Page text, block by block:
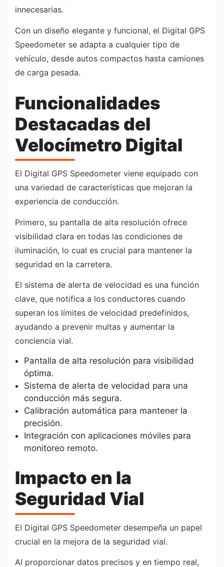
innecesarias.
Con un diseño elegante y funcional, el Digital GPS
Speedometer se adapta a cualquier tipo de
vehículo, desde autos compactos hasta camiones
de carga pesada.
Funcionalidades
Destacadas del
Velocímetro Digital
El Digital GPS Speedometer viene equipado con
una variedad de características que mejoran la
experiencia de conducción.
Primero, su pantalla de alta resolución ofrece
visibilidad clara en todas las condiciones de
iluminación, lo cual es crucial para mantener la
seguridad en la carretera.
El sistema de alerta de velocidad es una función
clave, que notifica a los conductores cuando
superan los límites de velocidad predefinidos,
ayudando a prevenir multas y aumentar la
conciencia vial.
Pantalla de alta resolución para visibilidad
óptima.
Sistema de alerta de velocidad para una
conducción más segura.
Calibración automática para mantener la
precisión.
Integración con aplicaciones móviles para
monitoreo remoto.
Impacto en la
Seguridad Vial
El Digital GPS Speedometer desempeña un papel
crucial en la mejora de la seguridad vial.
Al proporcionar datos precisos y en tiempo real,